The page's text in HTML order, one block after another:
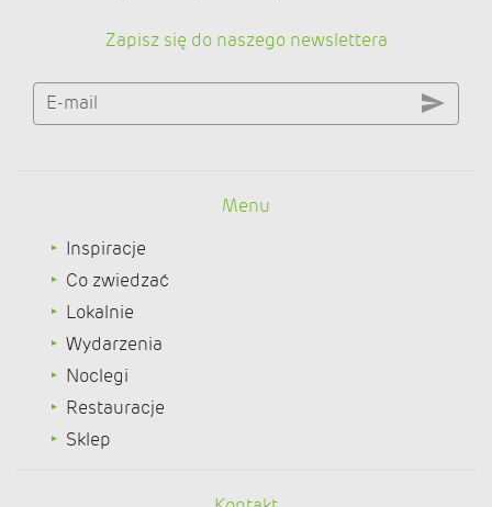
Zapisz się do naszego newslettera
E-mail
Menu
Inspiracje
Co zwiedzać
Lokalnie
Wydarzenia
Noclegi
Restauracje
Sklep